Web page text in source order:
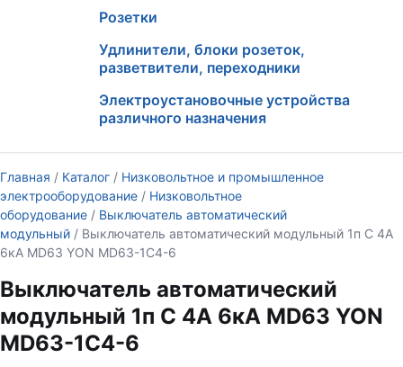
Розетки
Удлинители, блоки розеток,
разветвители, переходники
Электроустановочные устройства
различного назначения
Главная / Каталог / Низковольтное и промышленное
электрооборудование / Низковольтное
оборудование / Выключатель автоматический
модульный / Выключатель автоматический модульный 1п C 4А
6кА MD63 YON MD63-1C4-6
Выключатель автоматический
модульный 1п C 4А 6кА MD63 YON
MD63-1C4-6